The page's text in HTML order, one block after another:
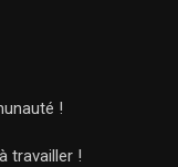
!
travailler !